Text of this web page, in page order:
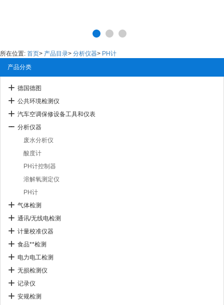
所在位置: 首页> 产品目录> 分析仪器> PH计
产品分类
德国德图
公共环境检测仪
汽车空调保修设备工具和仪表
分析仪器
废水分析仪
酸度计
PH计控制器
溶解氧测定仪
PH计
气体检测
通讯/无线电检测
计量校准仪器
食品**检测
电力电工检测
无损检测仪
记录仪
安规检测